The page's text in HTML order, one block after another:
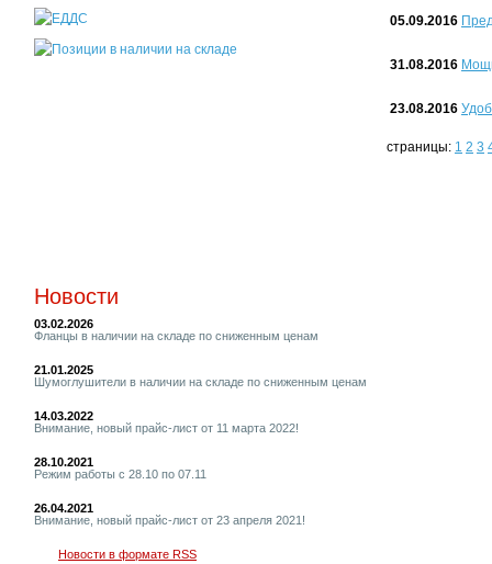
Новости
03.02.2026
Фланцы в наличии на складе по сниженным ценам
21.01.2025
Шумоглушители в наличии на складе по сниженным ценам
14.03.2022
Внимание, новый прайс-лист от 11 марта 2022!
28.10.2021
Режим работы с 28.10 по 07.11
26.04.2021
Внимание, новый прайс-лист от 23 апреля 2021!
Новости в формате RSS
05.09.2016
31.08.2016
23.08.2016
страницы: 1 2 3